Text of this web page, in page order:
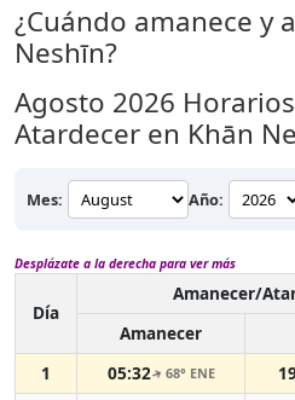
¿Cuándo amanece y
Neshīn?
Agosto 2026
Atardecer en Khān
Mes: Año:
Desplázate a la derecha para ver más
Día
Amanecer/
Amanecer
1
05:32↑ 68° ENE